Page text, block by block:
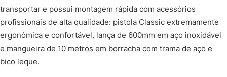
transportar e possui montagem rápida com acessórios
profissionais de alta qualidade: pistola Classic extremamente
ergonômica e confortável, lança de 600mm em aço inoxidável
e mangueira de 10 metros em borracha com trama de aço e
bico leque.